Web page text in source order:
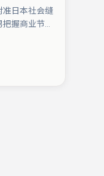
准日本社会缝
握商业节奏
提供反差与
反转有度，